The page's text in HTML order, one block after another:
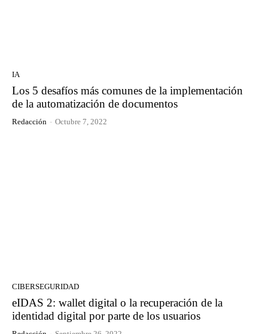
IA
Los 5 desafíos más comunes de la implementación
de la automatización de documentos
Redacción - Octubre 7, 2022
CIBERSEGURIDAD
eIDAS 2: wallet digital o la recuperación de la
identidad digital por parte de los usuarios